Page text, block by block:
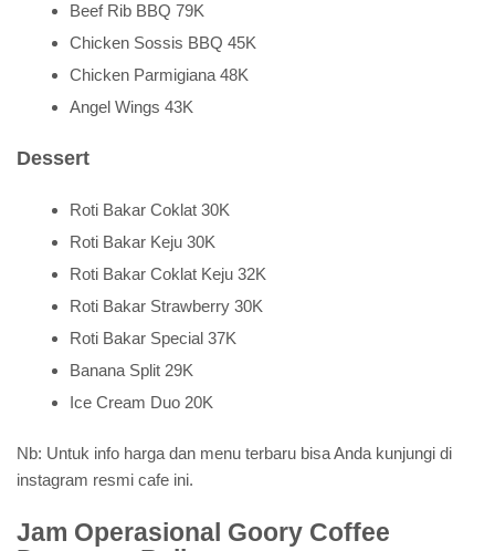
Beef Rib BBQ 79K
Chicken Sossis BBQ 45K
Chicken Parmigiana 48K
Angel Wings 43K
Dessert
Roti Bakar Coklat 30K
Roti Bakar Keju 30K
Roti Bakar Coklat Keju 32K
Roti Bakar Strawberry 30K
Roti Bakar Special 37K
Banana Split 29K
Ice Cream Duo 20K
Nb: Untuk info harga dan menu terbaru bisa Anda kunjungi di
instagram resmi cafe ini.
Jam Operasional Goory Coffee